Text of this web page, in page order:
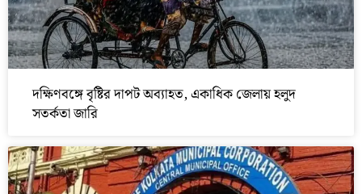
দক্ষিণবঙ্গে বৃষ্টির দাপট অব্যাহত, একাধিক জেলায় হলুদ
সতর্কতা জারি